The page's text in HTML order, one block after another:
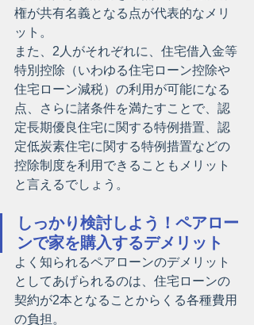
権が共有名義となる点が代表的なメリ
ット。
また、2人がそれぞれに、住宅借入金等
特別控除（いわゆる住宅ローン控除や
住宅ローン減税）の利用が可能になる
点、さらに諸条件を満たすことで、認
定長期優良住宅に関する特例措置、認
定低炭素住宅に関する特例措置などの
控除制度を利用できることもメリット
と言えるでしょう。
しっかり検討しよう！ペアロー
ンで家を購入するデメリット
よく知られるペアローンのデメリット
としてあげられるのは、住宅ローンの
契約が2本となることからくる各種費用
の負担。